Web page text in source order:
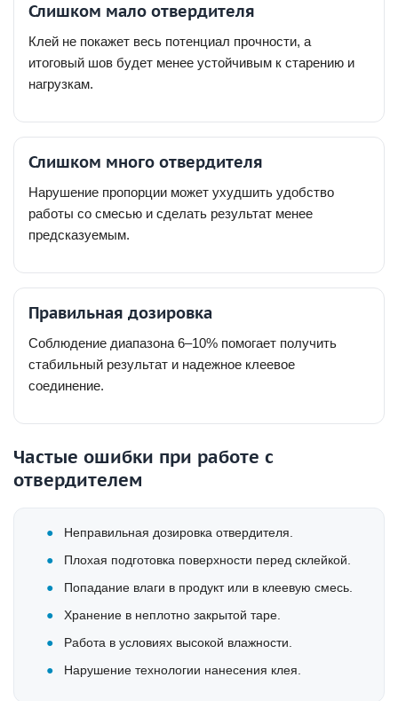
Слишком мало отвердителя
Клей не покажет весь потенциал прочности, а
итоговый шов будет менее устойчивым к старению и
нагрузкам.
Слишком много отвердителя
Нарушение пропорции может ухудшить удобство
работы со смесью и сделать результат менее
предсказуемым.
Правильная дозировка
Соблюдение диапазона 6–10% помогает получить
стабильный результат и надежное клеевое
соединение.
Частые ошибки при работе с
отвердителем
Неправильная дозировка отвердителя.
Плохая подготовка поверхности перед склейкой.
Попадание влаги в продукт или в клеевую смесь.
Хранение в неплотно закрытой таре.
Работа в условиях высокой влажности.
Нарушение технологии нанесения клея.